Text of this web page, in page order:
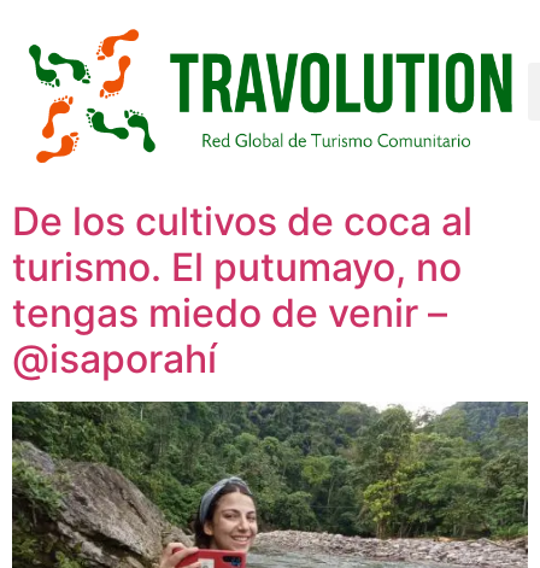
De los cultivos de coca al
turismo. El putumayo, no
tengas miedo de venir –
@isaporahí